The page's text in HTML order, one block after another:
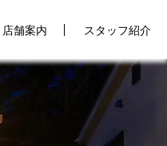
店舗案内 スタッフ紹介